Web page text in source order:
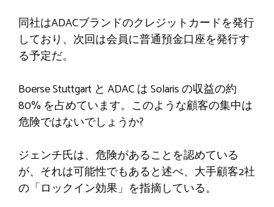
同社はADACブランドのクレジットカードを発行
しており、次回は会員に普通預金口座を発行す
る予定だ。
Boerse Stuttgart と ADAC は Solaris の収益の約
80% を占めています。このような顧客の集中は
危険ではないでしょうか?
ジェンチ氏は、危険があることを認めている
が、それは可能性でもあると述べ、大手顧客2社
の「ロックイン効果」を指摘している。